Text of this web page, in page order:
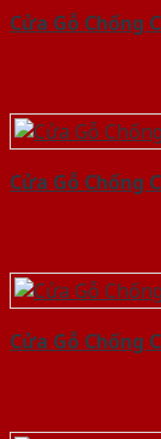
Cửa Gỗ Chống
Cửa Gỗ Chống
Cửa Gỗ Chống